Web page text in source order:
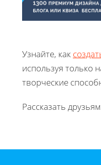
Узнайте, как
используя только
творческие
Рассказать